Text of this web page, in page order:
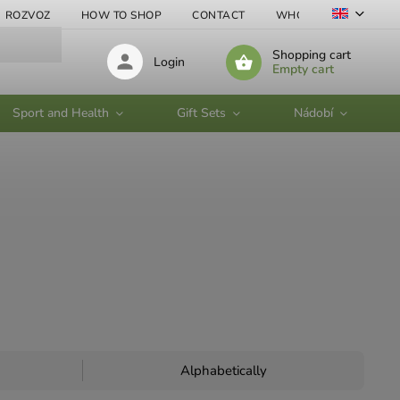
ROZVOZ HOW TO SHOP CONTACT WHOLESALE
Shopping cart
Empty cart
Login
Sport and Health Gift Sets Nádobí
Alphabetically